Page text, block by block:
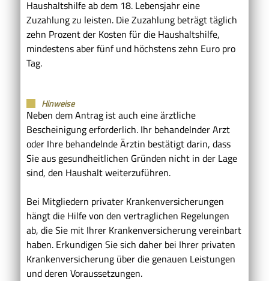
Haushaltshilfe ab dem 18. Lebensjahr eine
Zuzahlung zu leisten. Die Zuzahlung beträgt täglich
zehn Prozent der Kosten für die Haushaltshilfe,
mindestens aber fünf und höchstens zehn Euro pro
Tag.
Hinweise
Neben dem Antrag ist auch eine ärztliche
Bescheinigung erforderlich. Ihr behandelnder Arzt
oder Ihre behandelnde Ärztin bestätigt darin, dass
Sie aus gesundheitlichen Gründen nicht in der Lage
sind, den Haushalt weiterzuführen.
Bei Mitgliedern privater Krankenversicherungen
hängt die Hilfe von den vertraglichen Regelungen
ab, die Sie mit Ihrer Krankenversicherung vereinbart
haben. Erkundigen Sie sich daher bei Ihrer privaten
Krankenversicherung über die genauen Leistungen
und deren Voraussetzungen.